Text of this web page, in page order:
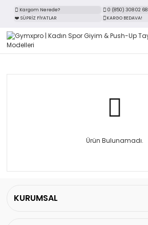
Kargom Nerede?
0 (850) 308 02 68
❤️ SÜPRİZ FİYATLAR
KARGO BEDAVA!
Ürün Bulunamadı.
KURUMSAL